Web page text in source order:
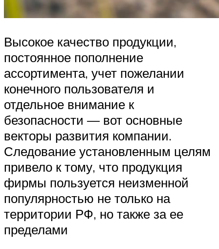
Высокое качество продукции,
постоянное пополнение
ассортимента, учет пожелании
конечного пользователя и
отдельное внимание к
безопасности — вот основные
векторы развития компании.
Следование установленным целям
привело к тому, что продукция
фирмы пользуется неизменной
популярностью не только на
территории РФ, но также за ее
пределами